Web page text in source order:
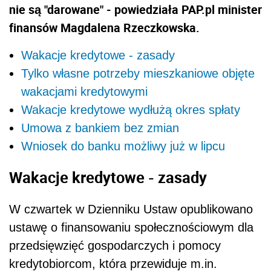
nie są "darowane" - powiedziała PAP.pl minister
finansów Magdalena Rzeczkowska.
Wakacje kredytowe - zasady
Tylko własne potrzeby mieszkaniowe objęte
wakacjami kredytowymi
Wakacje kredytowe wydłużą okres spłaty
Umowa z bankiem bez zmian
Wniosek do banku możliwy już w lipcu
Wakacje kredytowe - zasady
W czwartek w Dzienniku Ustaw opublikowano
ustawę o finansowaniu społecznościowym dla
przedsięwzięć gospodarczych i pomocy
kredytobiorcom, która przewiduje m.in.